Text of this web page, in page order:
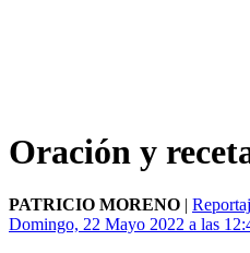
Oración y
PATRICIO MORENO |
Domingo, 22 Mayo 2022 a las